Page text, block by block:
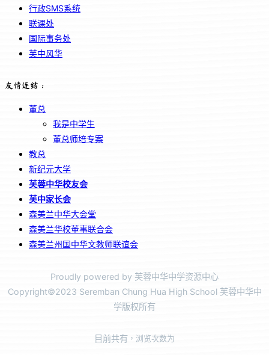
行政SMS系统
联课处
国际事务处
芙中风华
友情连结：
董总
我是中学生
董总师培专案
教总
新纪元大学
芙蓉中华校友会
芙中家长会
森美兰中华大会堂
森美兰华校董事联合会
森美兰州国中华文教师联谊会
Proudly powered by 芙蓉中华中学资源中心
Copyright©2023 Seremban Chung Hua High School 芙蓉中华中
学版权所有
目前共有 ，浏览次数为